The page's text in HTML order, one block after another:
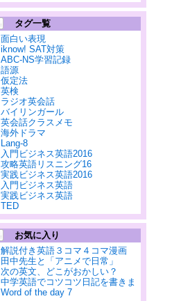
タグ一覧
面白い表現
iknow! SAT対策
ABC-NS学習記録
語源
仮定法
英検
ラジオ英会話
バイリンガール
英会話クラスメモ
海外ドラマ
Lang-8
入門ビジネス英語2016
攻略英語リスニング16
実践ビジネス英語2016
入門ビジネス英語
実践ビジネス英語
TED
お気に入り
解説付き英語３コマ４コマ漫画
田中先生と「アニメで日常」
次の英文、どこがおかしい？
中学英語でコツコツ日記を書きま
Word of the day 7